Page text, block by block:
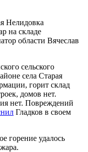
Нелидовка
на складе
области Вячеслав
сельского
села Старая
горит склад
домов нет.
нет. Повреждений
Гладков в своем
горение удалось